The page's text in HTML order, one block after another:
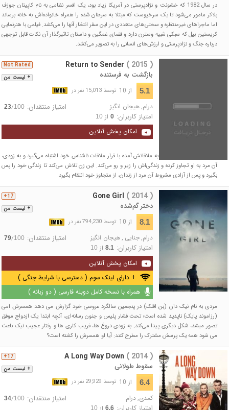
در سال 1982 که خشونت و نژادپرستی در آمریکا زیاد بود، یک افسر نظامی به نام کاپیتان جوزف
بلاکر مامور می‌شود تا یک سرخپوست که مبتلا به سرطان شده را همراه خانواده‌اش به خانه برساند
اما ماجراهای غیرمنتظره و سختی‌های متعددی در این سفر انتظار آنها را می‌کشد. فیلمی با هنرنمایی
کریستین بیل که سبکی شبیه وسترن دارد و فضای غمگین و داستان تاثیرگذار آن نکات قابل توجهی
درباره جنگ و نژادپرستی و ارزش‌های انسانی را به تصویر می‌کشد.
+ لیست من
Not Rated Return to Sender ( 2015 )
بازگشت به فرستنده
5.1 از 10 توسط 15,013 نفر در
درام,هیجان انگیز امتیاز منتقدان: 23/100
امتیاز کاربران: 0از 10
امکان پخش آنلاین
یک پرستار، غریبه‌ای را که به ملاقاتش آمده با قرار ملاقات ناشناس خود اشتباه می‌گیرد و به زودی،
آن مرد به او تجاوز کرده و زندگی‌اش را زیر و رو می‌کند. این زن تلاش می‌کند تا زندگی خود را پس
بگیرد و پس از آزادی مشروط آن مرد از زندان، از متجاوز خود انتقام بگیرد.
+ لیست من
17+ Gone Girl ( 2014 )
دختر گم‌شده
8.1 از 10 توسط 794,230 نفر در
درام,جنایی ,هیجان انگیز امتیاز منتقدان: 79/100
امتیاز کاربران: 8.1از 10
امکان پخش آنلاین
+ دارای لینک سوم ( دسترسی با شرایط جنگی )
همراه با نسخه کامل دوبله فارسی ( دو زبانه )
مردی به نام نیک دان (بن افلک) در پنجمین سالگرد عروسی‌ خود گزارش می‌ دهد همسرش امی
(رزاموند پایک) ناپدید شده است؛ تحت فشار پلیس و جنون رسانه‌ای، آنچه ابتدا یک ازدواج موفق
تصور میشد، شکل دیگری پیدا می‌کند. به زودی دروغ‌ ها، فریب‌ کاری‌ ها و رفتار عجیب نیک باعث
می‌ شود همه یک پرسش مشترک را مطرح کنند: آیا او همسرش را کشته است؟
+ لیست من
17+ A Long Way Down ( 2014 )
سقوط طولانی
6.4 از 10 توسط 29,929 نفر در
کمدی, درام امتیاز منتقدان: 34/100
6.6
10